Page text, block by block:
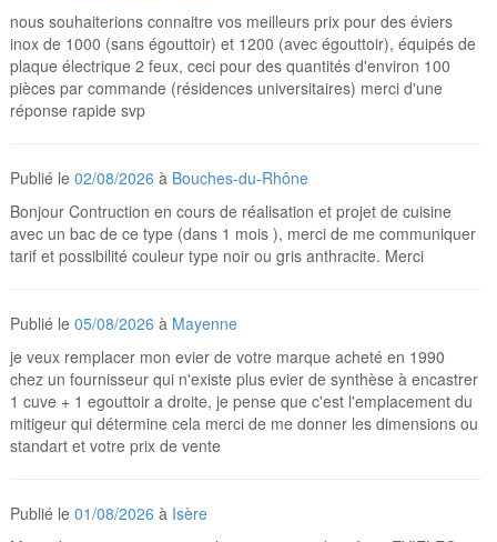
nous souhaiterions connaitre vos meilleurs prix pour des éviers
inox de 1000 (sans égouttoir) et 1200 (avec égouttoir), équipés de
plaque électrique 2 feux, ceci pour des quantités d'environ 100
pièces par commande (résidences universitaires) merci d'une
réponse rapide svp
Publié le02/08/2026 à Bouches-du-Rhône
Bonjour Contruction en cours de réalisation et projet de cuisine
avec un bac de ce type (dans 1 mois ), merci de me communiquer
tarif et possibilité couleur type noir ou gris anthracite. Merci
Publié le05/08/2026 à Mayenne
je veux remplacer mon evier de votre marque acheté en 1990
chez un fournisseur qui n'existe plus evier de synthèse à encastrer
1 cuve + 1 egouttoir a droite, je pense que c'est l'emplacement du
mitigeur qui détermine cela merci de me donner les dimensions ou
standart et votre prix de vente
Publié le01/08/2026 à Isère